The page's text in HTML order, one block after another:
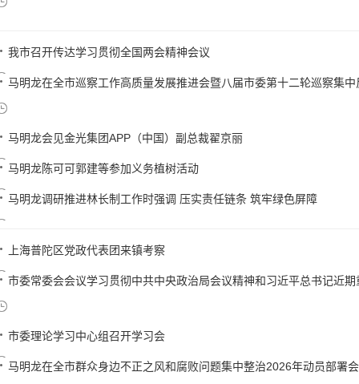
我市召开传达学习贯彻全国两会精神会议
马明龙在全市巡察工作高质量发展推进会暨八届市委第十二轮巡察集
马明龙会见金光集团APP（中国）副总裁翟京丽
马明龙陈可可郭建等参加义务植树活动
马明龙调研推进林长制工作时强调 压实责任链条 筑牢绿色屏障
上海普陀区党政代表团来镇考察
市委常委会会议学习贯彻中共中央政治局会议精神和习近平总书记近
市委理论学习中心组召开学习会
马明龙在全市群众身边不正之风和腐败问题集中整治2026年动员部署